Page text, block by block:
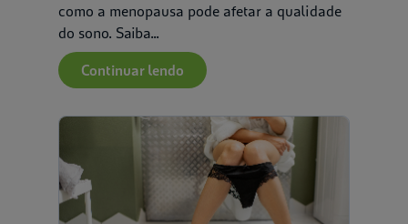
como a menopausa pode afetar a qualidade
do sono. Saiba...
Continuar lendo